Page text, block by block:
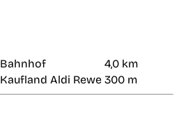
Bahnhof
4,0 km
Kaufland Aldi Rewe 300 m